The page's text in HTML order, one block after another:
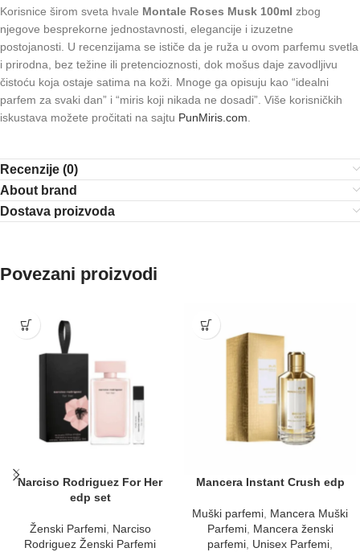
Korisnice širom sveta hvale Montale Roses Musk 100ml zbog
njegove besprekorne jednostavnosti, elegancije i izuzetne
postojanosti. U recenzijama se ističe da je ruža u ovom parfemu svetla
i prirodna, bez težine ili pretencioznosti, dok mošus daje zavodljivu
čistoću koja ostaje satima na koži. Mnoge ga opisuju kao “idealni
parfem za svaki dan” i “miris koji nikada ne dosadi”. Više korisničkih
iskustava možete pročitati na sajtu PunMiris.com
Recenzije (0)
About brand
Dostava proizvoda
Povezani proizvodi
Narciso Rodriguez For Her
edp set
Ženski Parfemi, Narciso
Rodriguez Ženski Parfemi
Mancera Instant Crush edp
Muški parfemi Mancera Muški
Parfemi, Mancera ženski
parfemi Unisex Parfemi